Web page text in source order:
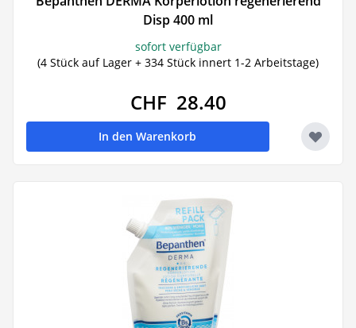
Disp 400 ml
sofort verfügbar
(4 Stück auf Lager + 334 Stück innert 1-2 Arbeitstage)
CHF 28.40
In den Warenkorb